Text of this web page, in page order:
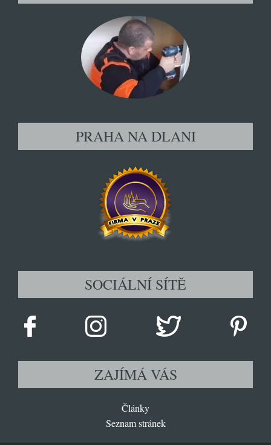
PRAHA NA DLANI
SOCIÁLNÍ SÍTĚ
ZAJÍMÁ VÁS
Články
Seznam stránek